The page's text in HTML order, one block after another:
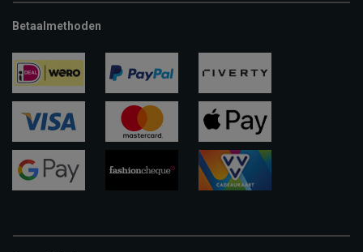
Betaalmethoden
ideal paypal riverty
visa
apple-
pay